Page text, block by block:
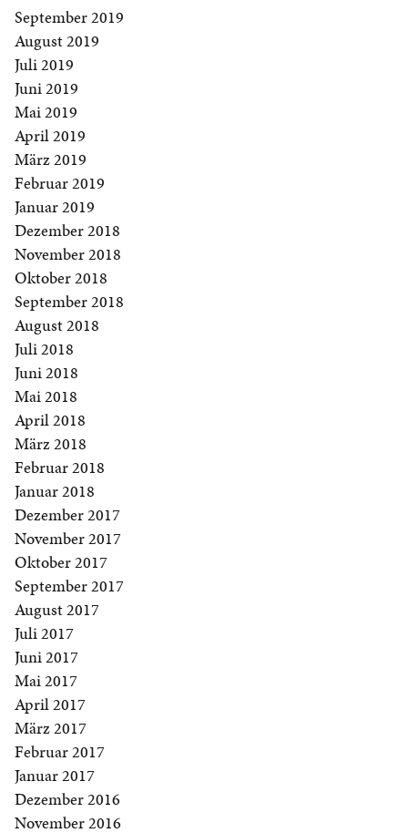
September 2019
August 2019
Juli 2019
Juni 2019
Mai 2019
April 2019
März 2019
Februar 2019
Januar 2019
Dezember 2018
November 2018
Oktober 2018
September 2018
August 2018
Juli 2018
Juni 2018
Mai 2018
April 2018
März 2018
Februar 2018
Januar 2018
Dezember 2017
November 2017
Oktober 2017
September 2017
August 2017
Juli 2017
Juni 2017
Mai 2017
April 2017
März 2017
Februar 2017
Januar 2017
Dezember 2016
November 2016